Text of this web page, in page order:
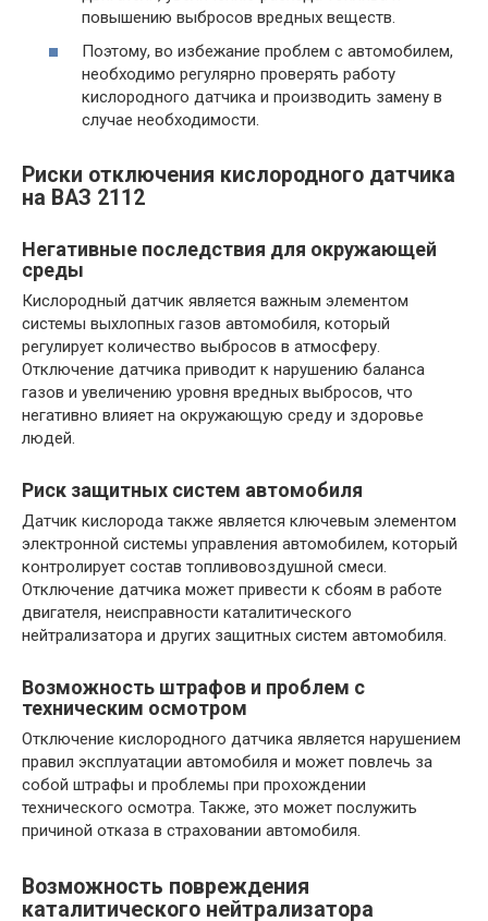
повышению выбросов вредных веществ.
Поэтому, во избежание проблем с автомобилем,
необходимо регулярно проверять работу
кислородного датчика и производить замену в
случае необходимости.
Риски отключения кислородного датчика
на ВАЗ 2112
Негативные последствия для окружающей
среды
Кислородный датчик является важным элементом
системы выхлопных газов автомобиля, который
регулирует количество выбросов в атмосферу.
Отключение датчика приводит к нарушению баланса
газов и увеличению уровня вредных выбросов, что
негативно влияет на окружающую среду и здоровье
людей.
Риск защитных систем автомобиля
Датчик кислорода также является ключевым элементом
электронной системы управления автомобилем, который
контролирует состав топливовоздушной смеси.
Отключение датчика может привести к сбоям в работе
двигателя, неисправности каталитического
нейтрализатора и других защитных систем автомобиля.
Возможность штрафов и проблем с
техническим осмотром
Отключение кислородного датчика является нарушением
правил эксплуатации автомобиля и может повлечь за
собой штрафы и проблемы при прохождении
технического осмотра. Также, это может послужить
причиной отказа в страховании автомобиля.
Возможность повреждения
каталитического нейтрализатора